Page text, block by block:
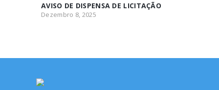
AVISO DE DISPENSA DE LICITAÇÃO
Dezembro 8, 2025